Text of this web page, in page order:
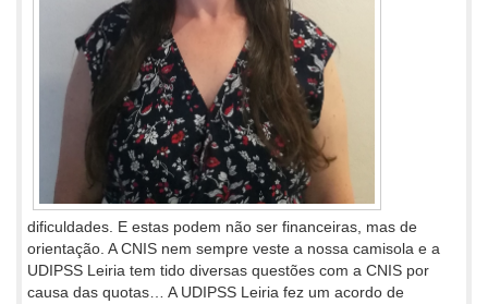
dificuldades. E estas podem não ser financeiras, mas de
orientação. A CNIS nem sempre veste a nossa camisola e a
UDIPSS Leiria tem tido diversas questões com a CNIS por
causa das quotas… A UDIPSS Leiria fez um acordo de